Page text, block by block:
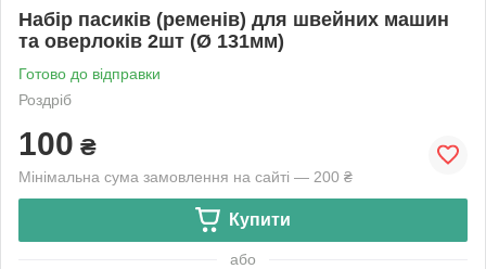
Набір пасиків (ременів) для швейних машин
та оверлоків 2шт (Ø 131мм)
Готово до відправки
Роздріб
100 ₴
Мінімальна сума замовлення на сайті — 200 ₴
Купити
або